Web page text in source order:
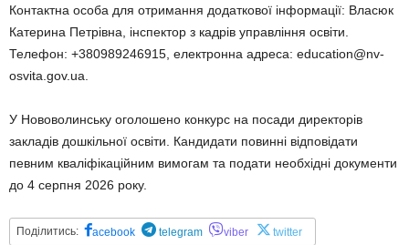
Контактна особа для отримання додаткової інформації: Власюк
Катерина Петрівна, інспектор з кадрів управління освіти.
Телефон: +380989246915, електронна адреса: education@nv-
osvita.gov.ua.
У Нововолинську оголошено конкурс на посади директорів
закладів дошкільної освіти. Кандидати повинні відповідати
певним кваліфікаційним вимогам та подати необхідні документи
до 4 серпня 2026 року.
Поділитись: acebook telegram viber twitter